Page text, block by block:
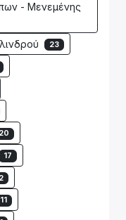
- Μενεμένης
23
20
17
11